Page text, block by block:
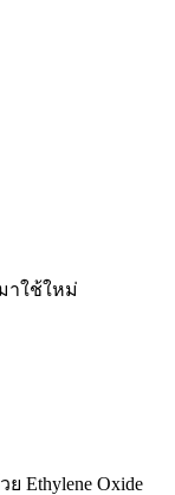
าใช้ใหม่
Ethylene Oxide